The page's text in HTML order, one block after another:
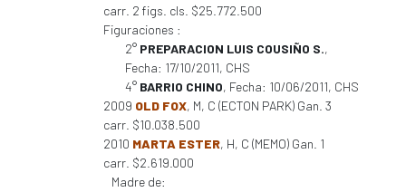
carr. 2 figs. cls. $25.772.500
Figuraciones :
2° PREPARACION LUIS COUSIÑO S.,
Fecha: 17/10/2011, CHS
4° BARRIO CHINO, Fecha: 10/06/2011, CHS
2009 OLD FOX, M, C (ECTON PARK) Gan. 3
carr. $10.038.500
2010 MARTA ESTER, H, C (MEMO) Gan. 1
carr. $2.619.000
Madre de: